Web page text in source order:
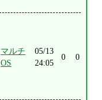
マルチ
OS
05/13
24:05
0 0